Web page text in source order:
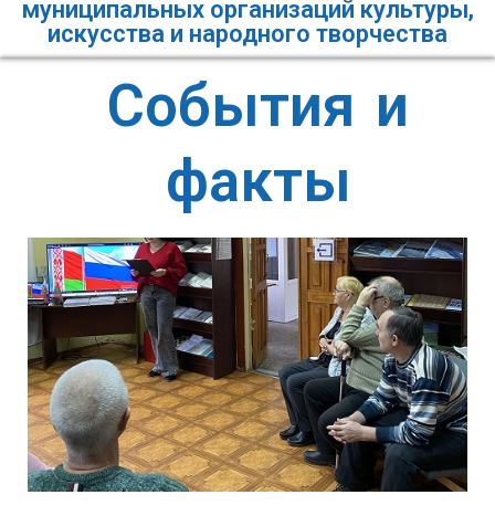
муниципальных организаций культуры,
искусства и народного творчества
События и
факты